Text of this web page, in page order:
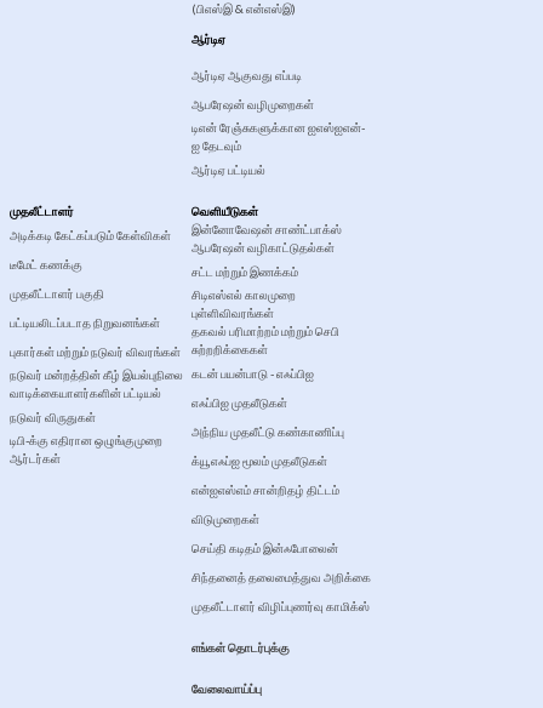
(பிஎஸ்இ & என்எஸ்இ)
ஆர்டிஏ
ஆர்டிஏ ஆகுவது எப்படி
ஆபரேஷன் வழிமுறைகள்
டிஎன் ரேஞ்சுகளுக்கான ஐஎஸ்ஐஎன்-
ஐ தேடவும்
ஆர்டிஏ பட்டியல்
முதலீட்டாளர்
அடிக்கடி கேட்கப்படும் கேள்விகள்
டீமேட் கணக்கு
முதலீட்டாளர் பகுதி
பட்டியலிடப்படாத நிறுவனங்கள்
புகார்கள் மற்றும் நடுவர் விவரங்கள்
நடுவர் மன்றத்தின் கீழ் இயல்புநிலை
வாடிக்கையாளர்களின் பட்டியல்
நடுவர் விருதுகள்
டிபி-க்கு எதிரான ஒழுங்குமுறை
ஆர்டர்கள்
வெளியீடுகள்
இன்னோவேஷன் சாண்ட்பாக்ஸ்
ஆபரேஷன் வழிகாட்டுதல்கள்
சட்ட மற்றும் இணக்கம்
சிடிஎஸ்எல் காலமுறை
புள்ளிவிவரங்கள்
தகவல் பரிமாற்றம் மற்றும் செபி
சுற்றறிக்கைகள்
கடன் பயன்பாடு - எஃப்பிஐ
எஃப்பிஐ முதலீடுகள்
அந்நிய முதலீட்டு கண்காணிப்பு
க்யூஎஃப்ஐ மூலம் முதலீடுகள்
என்ஐஎஸ்எம் சான்றிதழ் திட்டம்
விடுமுறைகள்
செய்தி கடிதம் இன்ஃபோலைன்
சிந்தனைத் தலைமைத்துவ அறிக்கை
முதலீட்டாளர் விழிப்புணர்வு காமிக்ஸ்
எங்கள் தொடர்புக்கு
வேலைவாய்ப்பு